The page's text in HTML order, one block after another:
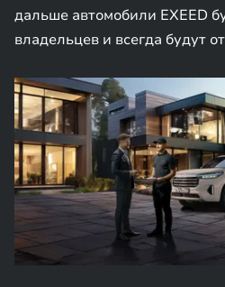
дальше автомобили EXEED
владельцев и всегда будут